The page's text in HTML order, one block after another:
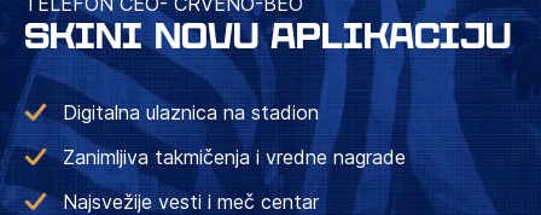
SKINI NOVU APLIKACIJU
Digitalna ulaznica na stadion
Zanimljiva takmičenja i vredne nagrade
Najsvežije vesti i meč centar